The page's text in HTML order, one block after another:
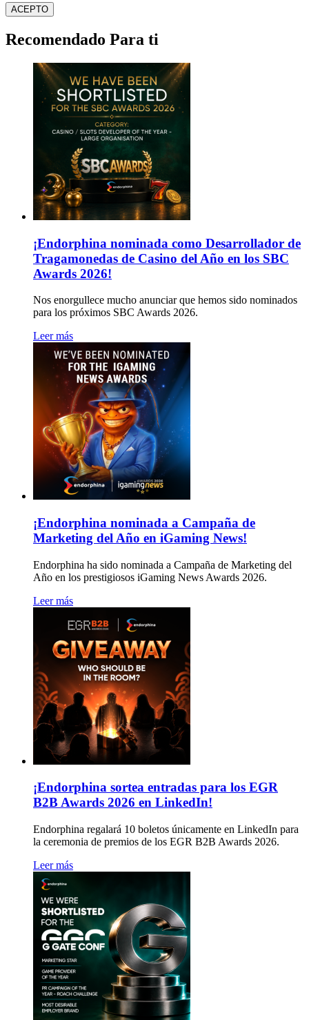
ACEPTO
Recomendado Para ti
¡Endorphina nominada como Desarrollador de
Tragamonedas de Casino del Año en los SBC
Awards 2026!
Nos enorgullece mucho anunciar que hemos sido nominados
para los próximos SBC Awards 2026.
Leer más
¡Endorphina nominada a Campaña de
Marketing del Año en iGaming News!
Endorphina ha sido nominada a Campaña de Marketing del
Año en los prestigiosos iGaming News Awards 2026.
Leer más
¡Endorphina sortea entradas para los EGR
B2B Awards 2026 en LinkedIn!
Endorphina regalará 10 boletos únicamente en LinkedIn para
la ceremonia de premios de los EGR B2B Awards 2026.
Leer más